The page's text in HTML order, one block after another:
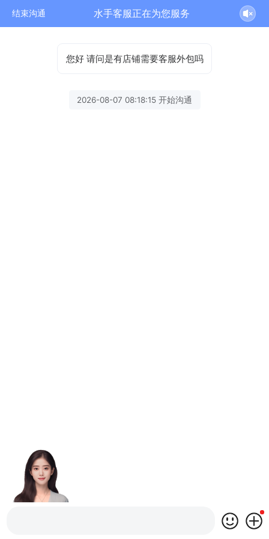
结束沟通 水手客服正在为您服务
您好 请问是有店铺需要客服外包吗
2026-08-07 08:18:15 开始沟通